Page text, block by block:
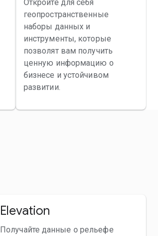
Откройте для себя
геопространственные
наборы данных и
инструменты, которые
позволят вам получить
ценную информацию о
бизнесе и устойчивом
развитии.
Elevation
Получайте данные о рельефе